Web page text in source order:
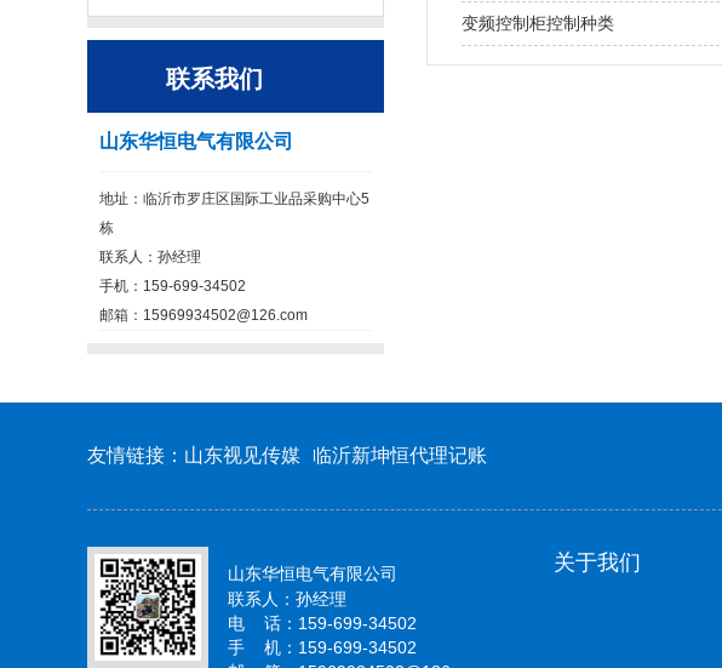
联系我们
山东华恒电气有限公司
地址：临沂市罗庄区国际工业品采购中心5
栋
联系人：孙经理
手机：159-699-34502
邮箱：15969934502@126.com
变频控制柜控制种类
友情链接： 山东视见传媒 临沂新坤恒代理记账
山东华恒电气有限公司
联系人：孙经理
电 话：159-699-34502
手 机：159-699-34502
关于我们